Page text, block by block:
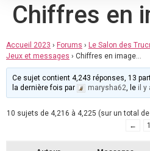
Chiffres en
Accueil 2023 › Forums › Le Salon des
Jeux et messages › Chiffres en image…
Ce sujet contient 4,243 réponses, 13
la dernière fois par
marysha62, le il y
10 sujets de 4,216 à 4,225 (sur un total
←
1